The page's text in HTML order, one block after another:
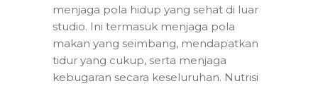
menjaga pola hidup yang sehat di luar
studio. Ini termasuk menjaga pola
makan yang seimbang, mendapatkan
tidur yang cukup, serta menjaga
kebugaran secara keseluruhan. Nutrisi